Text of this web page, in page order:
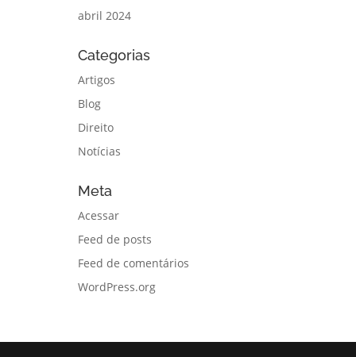
abril 2024
Categorias
Artigos
Blog
Direito
Notícias
Meta
Acessar
Feed de posts
Feed de comentários
WordPress.org